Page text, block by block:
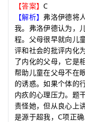
【答案】C
【解析】 弗洛伊德将
我。弗洛伊德认为，
程。父母很早就向儿
评和社会的批评内化
了内化的父母，它是
帮助儿童在父母不在
的诱惑。如果个体的
内疚的心理压力。题
责怪她，但从良心上
是源于超我，C项正确